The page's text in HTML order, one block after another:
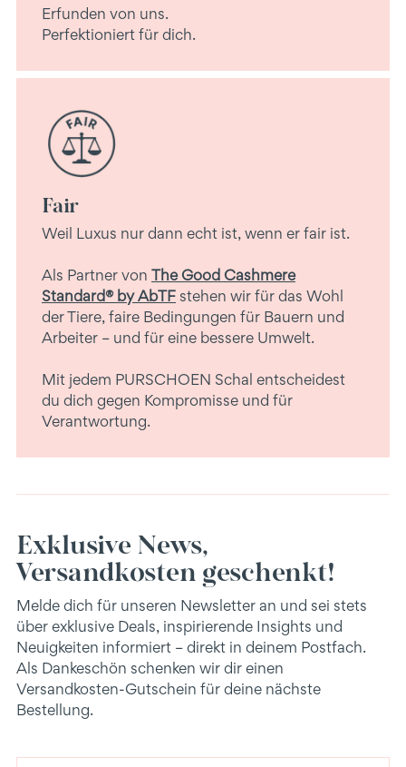
Erfunden von uns.
Perfektioniert für dich.
Fair
Weil Luxus nur dann echt ist, wenn er fair ist.
Als Partner von The Good Cashmere
Standard® by AbTF stehen wir für das Wohl
der Tiere, faire Bedingungen für Bauern und
Arbeiter – und für eine bessere Umwelt.
Mit jedem PURSCHOEN Schal entscheidest
du dich gegen Kompromisse und für
Verantwortung.
Exklusive News,
Versandkosten geschenkt!
Melde dich für unseren Newsletter an und sei stets
über exklusive Deals, inspirierende Insights und
Neuigkeiten informiert – direkt in deinem Postfach.
Als Dankeschön schenken wir dir einen
Versandkosten-Gutschein für deine nächste
Bestellung.